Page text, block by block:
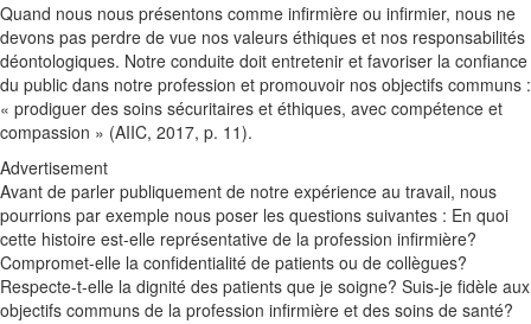
Quand nous nous présentons comme infirmière ou infirmier, nous ne
devons pas perdre de vue nos valeurs éthiques et nos responsabilités
déontologiques. Notre conduite doit entretenir et favoriser la confiance
du public dans notre profession et promouvoir nos objectifs communs :
« prodiguer des soins sécuritaires et éthiques, avec compétence et
compassion » (AIIC, 2017, p. 11).
Advertisement
Avant de parler publiquement de notre expérience au travail, nous
pourrions par exemple nous poser les questions suivantes : En quoi
cette histoire est-elle représentative de la profession infirmière?
Compromet-elle la confidentialité de patients ou de collègues?
Respecte-t-elle la dignité des patients que je soigne? Suis-je fidèle aux
objectifs communs de la profession infirmière et des soins de santé?